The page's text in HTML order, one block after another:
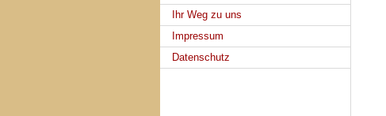
Ihr Weg zu uns
Impressum
Datenschutz